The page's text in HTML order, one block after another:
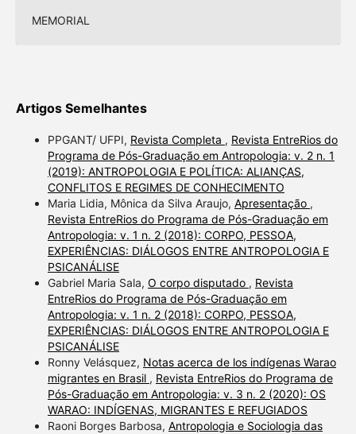
MEMORIAL
Artigos Semelhantes
PPGANT/ UFPI, Revista Completa , Revista EntreRios do
Programa de Pós-Graduação em Antropologia: v. 2 n. 1
(2019): ANTROPOLOGIA E POLÍTICA: ALIANÇAS,
CONFLITOS E REGIMES DE CONHECIMENTO
Maria Lidia, Mônica da Silva Araujo, Apresentação ,
Revista EntreRios do Programa de Pós-Graduação em
Antropologia: v. 1 n. 2 (2018): CORPO, PESSOA,
EXPERIÊNCIAS: DIÁLOGOS ENTRE ANTROPOLOGIA E
PSICANÁLISE
Gabriel Maria Sala, O corpo disputado , Revista
EntreRios do Programa de Pós-Graduação em
Antropologia: v. 1 n. 2 (2018): CORPO, PESSOA,
EXPERIÊNCIAS: DIÁLOGOS ENTRE ANTROPOLOGIA E
PSICANÁLISE
Ronny Velásquez, Notas acerca de los indígenas Warao
migrantes en Brasil , Revista EntreRios do Programa de
Pós-Graduação em Antropologia: v. 3 n. 2 (2020): OS
WARAO: INDÍGENAS, MIGRANTES E REFUGIADOS
Raoni Borges Barbosa, Antropologia e Sociologia das